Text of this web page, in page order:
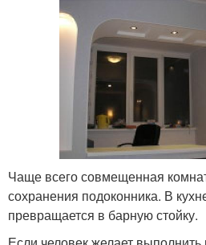
Чаще всего совмещенная
сохранения подоконника. В
превращается в барную стойку.